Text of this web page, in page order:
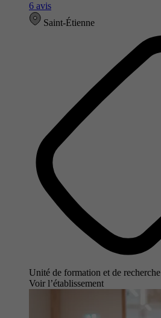
6 avis
Saint-Étienne
Unité de formation et de recherche
Voir l’établissement